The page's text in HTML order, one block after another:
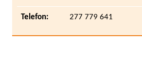
Telefon: 277 779 641